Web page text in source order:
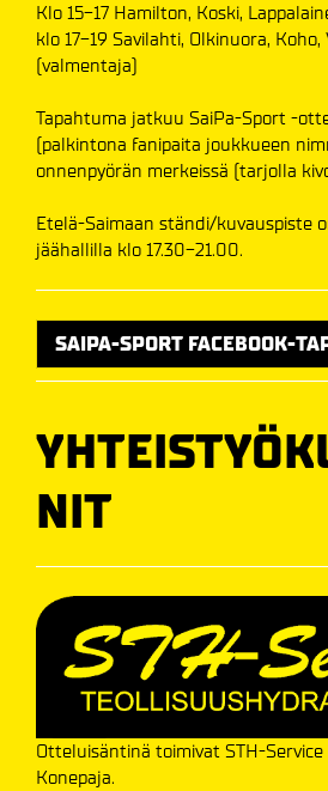
Klo 15-17 Hamilton, Koski,
klo 17-19 Savilahti, Olkinuora,
(valmentaja)
Tapahtuma jatkuu SaiPa-Sport -
(palkintona fanipaita joukkueen
onnenpyörän merkeissä (tarjolla
Etelä-Saimaan ständi/kuvauspiste
jäähallilla klo 17.30-21.00.
SAIPA-SPORT FACEBOOK-
NIT
Otteluisäntinä toimivat STH-Service
Konepaja.